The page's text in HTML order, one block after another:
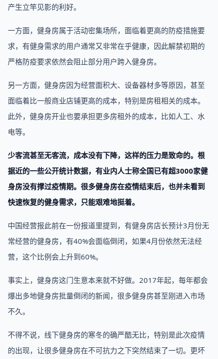
产生立竿见影的利好。
一方面，健身房属于活动密集场所，面临着更高的防疫措施要
求，有健身需求的用户通常又非常在乎健康，因此解禁初期的
严格防疫要求依然会阻止部分用户跨入健身房。
另一方面，健身房因为经营面积大、设备器材多等原因，甚至
面临着比一般商业店铺更高的成本，特别是房租相关的成本。
此外，健身房开业也要承担更多房租外的成本，比如人工、水
电等。
少客流甚至无客流，成本没有下降，这样的压力是致命的。根
据近的一些公开统计数据，有业内人士称全国已有超3000家健
身房没有撑过疫情期。很多健身房在疫情结束后，也并未看到
快速恢复的健身需求，只能艰难地挺着。
中国经营报此前在一份报道里提到，有健身房店长预计3月份无
常经营的健身房，有40%会面临倒闭，如果4月份依然无法经
营，这个比例会上升到60%。
事实上，健身房这门生意本来就不好做。2017年起，每年都会
爆出多地健身房批量倒闭的新闻，很多健身房甚至刚进入市场
不久。
不得不说，线下健身房的寒冬的确严酷无比，特别是此次疫情
的出现，让很多健身房在不可抗力之下突然结束了一切。更坏